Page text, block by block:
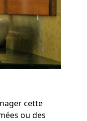
cette
ou des